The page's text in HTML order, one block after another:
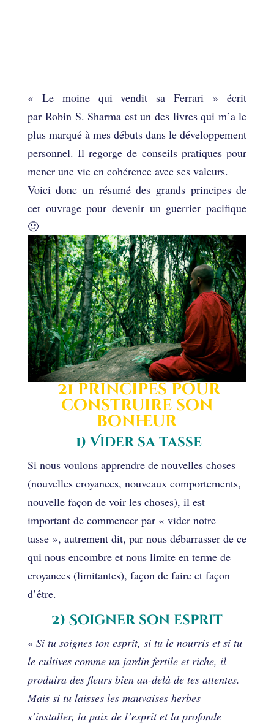
« Le moine qui vendit sa Ferrari » écrit
par Robin S. Sharma est un des livres qui m’a le
plus marqué à mes débuts dans le développement
personnel. Il regorge de conseils pratiques pour
mener une vie en cohérence avec ses valeurs.
Voici donc un résumé des grands principes de
cet ouvrage pour devenir un guerrier pacifique
🙂
21 principes pour
construire son
bonheur
1) Vider sa tasse
Si nous voulons apprendre de nouvelles choses
(nouvelles croyances, nouveaux comportements,
nouvelle façon de voir les choses), il est
important de commencer par « vider notre
tasse », autrement dit, par nous débarrasser de ce
qui nous encombre et nous limite en terme de
croyances (limitantes), façon de faire et façon
d’être.
2) Soigner son esprit
« Si tu soignes ton esprit, si tu le nourris et si tu
le cultives comme un jardin fertile et riche, il
produira des fleurs bien au-delà de tes attentes.
Mais si tu laisses les mauvaises herbes
s’installer, la paix de l’esprit et la profonde